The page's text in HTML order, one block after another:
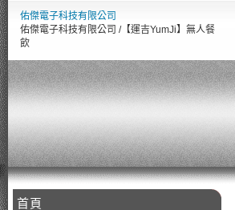
佑傑電子科技有限公司
佑傑電子科技有限公司 /【運吉YumJi】無人餐
飲
首頁